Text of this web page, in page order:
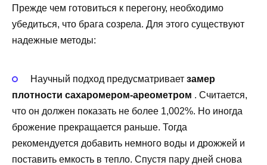
Прежде чем готовиться к перегону, необходимо
убедиться, что брага созрела. Для этого существуют
надежные методы:
Научный подход предусматривает замер
плотности сахаромером-ареометром . Считается,
что он должен показать не более 1,002%. Но иногда
брожение прекращается раньше. Тогда
рекомендуется добавить немного воды и дрожжей и
поставить емкость в тепло. Спустя пару дней снова